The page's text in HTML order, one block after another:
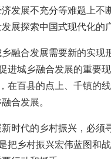
发展不充分等难题上不
展探索中国式现代化的
合发展需要新的实现
进城乡融合发展的重要
在百县的点上、千镇的
合发展。
代的乡村振兴，必须
把乡村振兴宏伟蓝图和